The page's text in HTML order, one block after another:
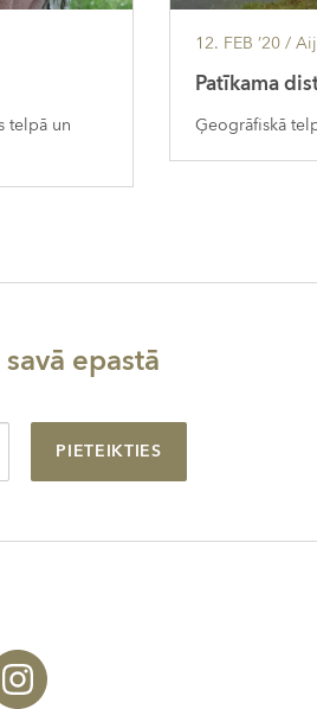
telpā un
12. FEB ’20/
Patīkama
Ģeogrāfiskā
epastā
PIETEIKTIES